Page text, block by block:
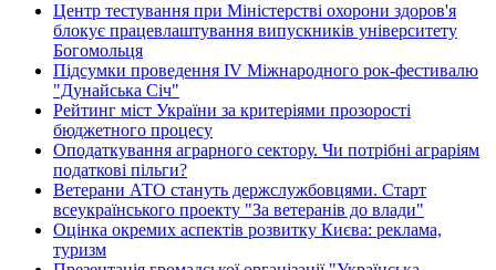
Центр тестування при Міністерстві охорони здоров'я
блокує працевлаштування випускників університету
Богомольця
Підсумки проведення IV Міжнародного рок-фестивалю
"Дунайська Січ"
Рейтинг міст України за критеріями прозорості
бюджетного процесу
Оподаткування аграрного сектору. Чи потрібні аграріям
податкові пільги?
Ветерани АТО стануть держслужбовцями. Старт
всеукраїнського проекту "За ветеранів до влади"
Оцінка окремих аспектів розвитку Києва: реклама,
туризм